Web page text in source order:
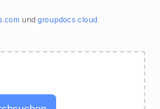
und groupdocs.cloud .